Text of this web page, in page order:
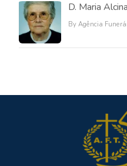
D. Maria
By Agência